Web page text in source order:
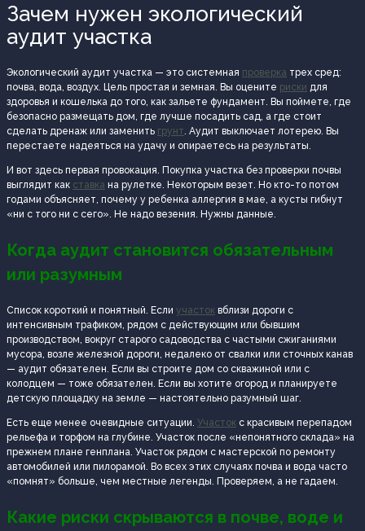
Зачем нужен экологический
аудит участка
Экологический аудит участка — это системная проверка трех сред:
почва, вода, воздух. Цель простая и земная. Вы оцените риски для
здоровья и кошелька до того, как зальете фундамент. Вы поймете, где
безопасно размещать дом, где лучше посадить сад, а где стоит
сделать дренаж или заменить грунт. Аудит выключает лотерею. Вы
перестаете надеяться на удачу и опираетесь на результаты.
И вот здесь первая провокация. Покупка участка без проверки почвы
выглядит как ставка на рулетке. Некоторым везет. Но кто-то потом
годами объясняет, почему у ребенка аллергия в мае, а кусты гибнут
«ни с того ни с сего». Не надо везения. Нужны данные.
Когда аудит становится обязательным
или разумным
Список короткий и понятный. Если участок вблизи дороги с
интенсивным трафиком, рядом с действующим или бывшим
производством, вокруг старого садоводства с частыми сжиганиями
мусора, возле железной дороги, недалеко от свалки или сточных канав
— аудит обязателен. Если вы строите дом со скважиной или с
колодцем — тоже обязателен. Если вы хотите огород и планируете
детскую площадку на земле — настоятельно разумный шаг.
Есть еще менее очевидные ситуации. Участок с красивым перепадом
рельефа и торфом на глубине. Участок после «непонятного склада» на
прежнем плане генплана. Участок рядом с мастерской по ремонту
автомобилей или пилорамой. Во всех этих случаях почва и вода часто
«помнят» больше, чем местные легенды. Проверяем, а не гадаем.
Какие риски скрываются в почве, воде и